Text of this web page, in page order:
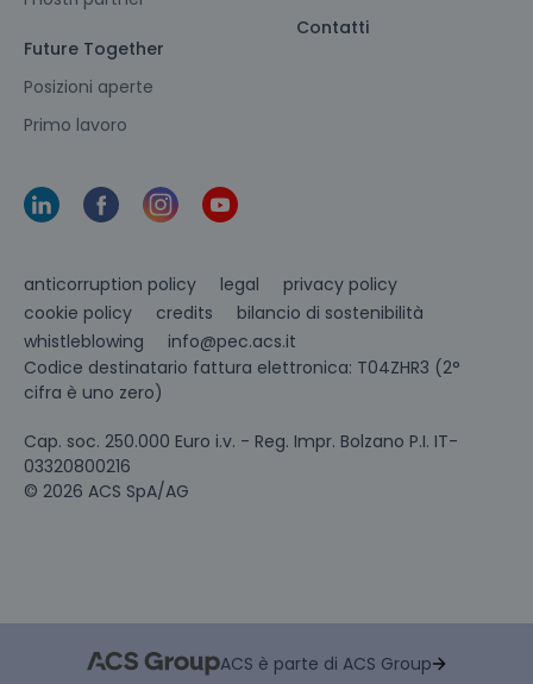
Future Together
Posizioni aperte
Primo lavoro
Contatti
anticorruption policy legal
privacy policy
cookie policy
credits
bilancio di sostenibilità
whistleblowing
info@pec.acs.it
Codice destinatario fattura elettronica: T04ZHR3 (2°
cifra è uno zero)
Cap. soc. 250.000 Euro i.v. - Reg. Impr. Bolzano P.I. IT-
03320800216
© 2026 ACS SpA/AG
ACS è parte di ACS Group